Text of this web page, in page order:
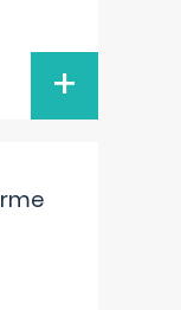
+